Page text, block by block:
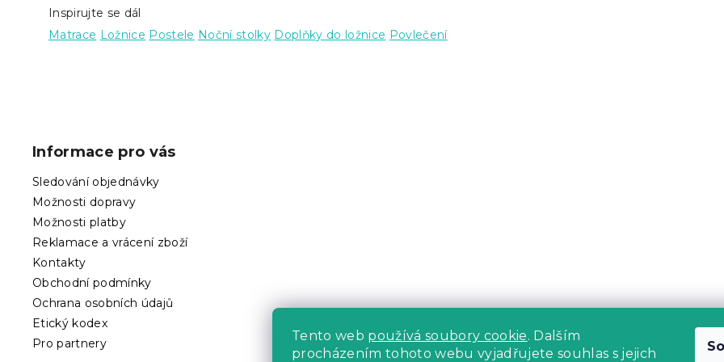
Tento web používá soubory cookie. Dalším
procházením tohoto webu vyjadřujete souhlas s jejich
Inspirujte se dál
Matrace Ložnice Postele Noční stolky Doplňky do ložnice Povlečení
Informace pro vás
Sledování objednávky
Možnosti dopravy
Možnosti platby
Reklamace a vrácení zboží
Kontakty
Obchodní podmínky
Ochrana osobních údajů
Etický kodex
Pro partnery